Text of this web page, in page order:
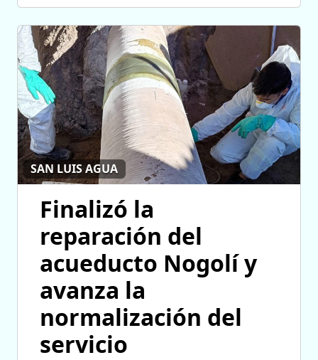
SAN LUIS AGUA
Finalizó la
reparación del
acueducto Nogolí y
avanza la
normalización del
servicio